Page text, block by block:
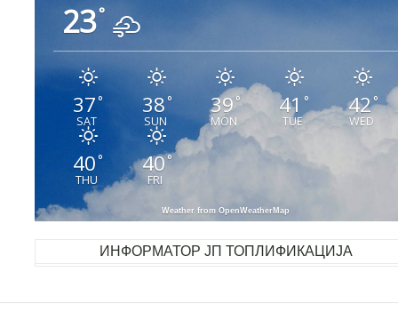
23°
37°
SAT
38 °
SUN
39°
MON
41 °
TUE
42°
WED
40°
THU
40°
FRI
Weather from OpenWeatherMap
ИНФОРМАТОР ЈП ТОПЛИФИКАЦИЈА